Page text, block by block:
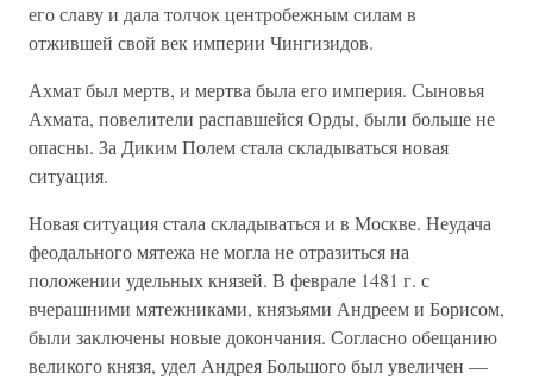
его славу и дала толчок центробежным силам в
отжившей свой век империи Чингизидов.
Ахмат был мертв, и мертва была его империя. Сыновья
Ахмата, повелители распавшейся Орды, были больше не
опасны. За Диким Полем стала складываться новая
ситуация.
Новая ситуация стала складываться и в Москве. Неудача
феодального мятежа не могла не отразиться на
положении удельных князей. В феврале 1481 г. с
вчерашними мятежниками, князьями Андреем и Борисом,
были заключены новые докончания. Согласно обещанию
великого князя, удел Андрея Большого был увеличен —